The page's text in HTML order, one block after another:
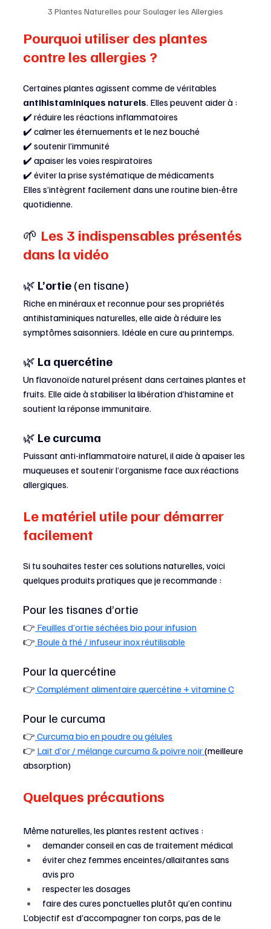
3 Plantes Naturelles pour Soulager les Allergies
Pourquoi utiliser des plantes
contre les allergies ?
Certaines plantes agissent comme de véritables
antihistaminiques naturels. Elles peuvent aider à :
✔️ réduire les réactions inflammatoires
✔️ calmer les éternuements et le nez bouché
✔️ soutenir l’immunité
✔️ apaiser les voies respiratoires
✔️ éviter la prise systématique de médicaments
Elles s’intègrent facilement dans une routine bien-être
quotidienne.
🌱 Les 3 indispensables présentés
dans la vidéo
🌿 L’ortie (en tisane)
Riche en minéraux et reconnue pour ses propriétés
antihistaminiques naturelles, elle aide à réduire les
symptômes saisonniers. Idéale en cure au printemps.
🌿 La quercétine
Un flavonoïde naturel présent dans certaines plantes et
fruits. Elle aide à stabiliser la libération d’histamine et
soutient la réponse immunitaire.
🌿 Le curcuma
Puissant anti-inflammatoire naturel, il aide à apaiser les
muqueuses et soutenir l’organisme face aux réactions
allergiques.
Le matériel utile pour démarrer
facilement
Si tu souhaites tester ces solutions naturelles, voici
quelques produits pratiques que je recommande :
Pour les tisanes d’ortie
👉 Feuilles d’ortie séchées bio pour infusion
👉 Boule à thé / infuseur inox réutilisable
Pour la quercétine
👉 Complément alimentaire quercétine + vitamine C
Pour le curcuma
👉 Curcuma bio en poudre ou gélules
👉 Lait d’or / mélange curcuma & poivre noir (meilleure
absorption)
Quelques précautions
Même naturelles, les plantes restent actives :
demander conseil en cas de traitement médical
éviter chez femmes enceintes/allaitantes sans
avis pro
respecter les dosages
faire des cures ponctuelles plutôt qu’en continu
L’objectif est d’accompagner ton corps, pas de le